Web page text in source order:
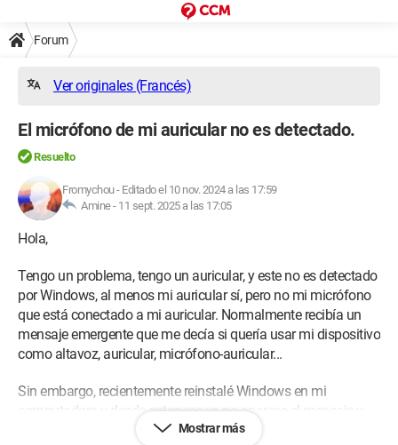
Forum
Ver originales (Francés)
El micrófono de mi auricular no es detectado.
Resuelto
Fromychou- Editado el 10 nov. 2024 a las 17:59
Amine - 11 sept. 2025 a las 17:05
Hola,
Tengo un problema, tengo un auricular, y este no es detectado
por Windows, al menos mi auricular sí, pero no mi micrófono
que está conectado a mi auricular. Normalmente recibía un
mensaje emergente que me decía si quería usar mi dispositivo
como altavoz, auricular, micrófono-auricular...
Sin embargo, recientemente reinstalé Windows en mi
computadora y desde entonces ya no aparece el mensaje y
mi auricular es detectado solo como auricular sin micrófono.
Mostrar más